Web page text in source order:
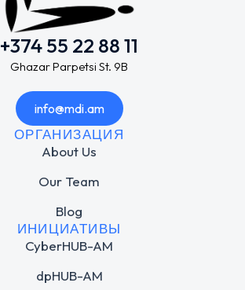
+374 55 22 88 11
Ghazar Parpetsi St. 9B
info@mdi.am
ОРГАНИЗАЦИЯ
About Us
Our Team
Blog
ИНИЦИАТИВЫ
CyberHUB-AM
dpHUB-AM